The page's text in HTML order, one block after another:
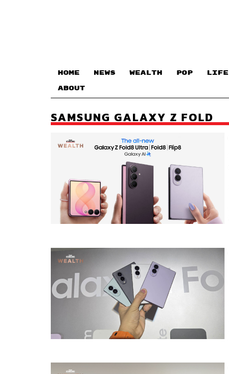
HOME NEWS WEALTH POP LIFE
ABOUT
SAMSUNG GALAXY Z FOLD